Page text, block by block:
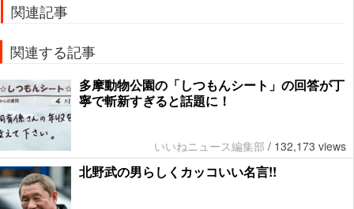
関連記事
関連する記事
多摩動物公園の「しつもんシート」の回答が丁
寧で斬新すぎると話題に！
いいねニュース編集部 / 132,173 views
北野武の男らしくカッコいい名言!!